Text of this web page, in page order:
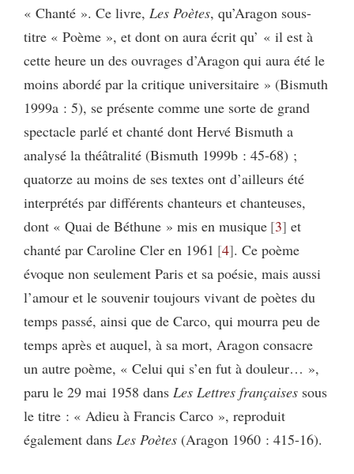
« Chanté ». Ce livre, Les Poètes, qu’Aragon sous-
titre « Poème », et dont on aura écrit qu’ « il est à
cette heure un des ouvrages d’Aragon qui aura été le
moins abordé par la critique universitaire » (Bismuth
1999a : 5), se présente comme une sorte de grand
spectacle parlé et chanté dont Hervé Bismuth a
analysé la théâtralité (Bismuth 1999b : 45-68) ;
quatorze au moins de ses textes ont d’ailleurs été
interprétés par différents chanteurs et chanteuses,
dont « Quai de Béthune » mis en musique 3 et
chanté par Caroline Cler en 1961 4 . Ce poème
évoque non seulement Paris et sa poésie, mais aussi
l’amour et le souvenir toujours vivant de poètes du
temps passé, ainsi que de Carco, qui mourra peu de
temps après et auquel, à sa mort, Aragon consacre
un autre poème, « Celui qui s’en fut à douleur… »,
paru le 29 mai 1958 dans Les Lettres françaises sous
le titre : « Adieu à Francis Carco », reproduit
également dans Les Poètes (Aragon 1960 : 415-16).